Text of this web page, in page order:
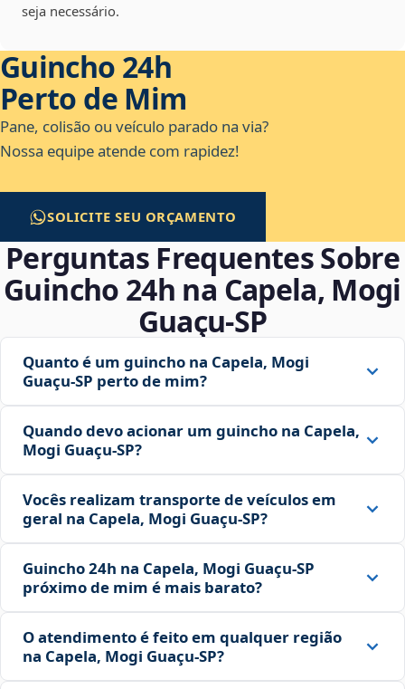
seja necessário.
Guincho 24h
Perto de Mim
Pane, colisão ou veículo parado na via?
Nossa equipe atende com rapidez!
SOLICITE SEU ORÇAMENTO
Perguntas Frequentes Sobre
Guincho 24h na Capela, Mogi
Guaçu‑SP
Quanto é um guincho na Capela, Mogi
Guaçu‑SP perto de mim?
Quando devo acionar um guincho na Capela,
Mogi Guaçu‑SP?
Vocês realizam transporte de veículos em
geral na Capela, Mogi Guaçu‑SP?
Guincho 24h na Capela, Mogi Guaçu‑SP
próximo de mim é mais barato?
O atendimento é feito em qualquer região
na Capela, Mogi Guaçu‑SP?